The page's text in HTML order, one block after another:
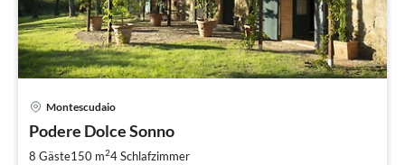
Montescudaio
Podere Dolce Sonno
8 Gäste150 m24Schlafzimmer